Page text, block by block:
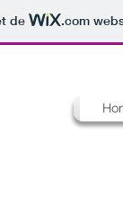
de .com